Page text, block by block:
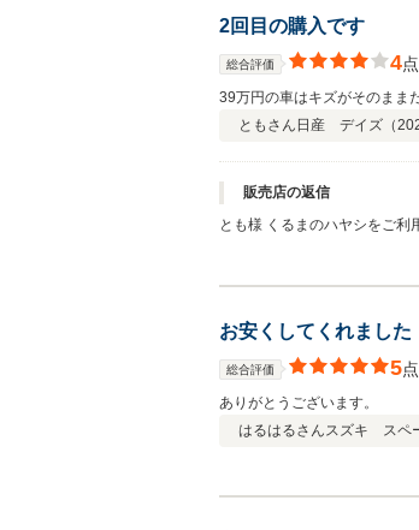
2回目の購入です
総合評価 4点
39万円の車はキズがそのまま
ともさん 日産 デイズ（
販売店の返信
とも様 くるまのハヤシをご
お安くしてくれました
総合評価 5点
ありがとうございます。
はるはるさんスズキ スペ